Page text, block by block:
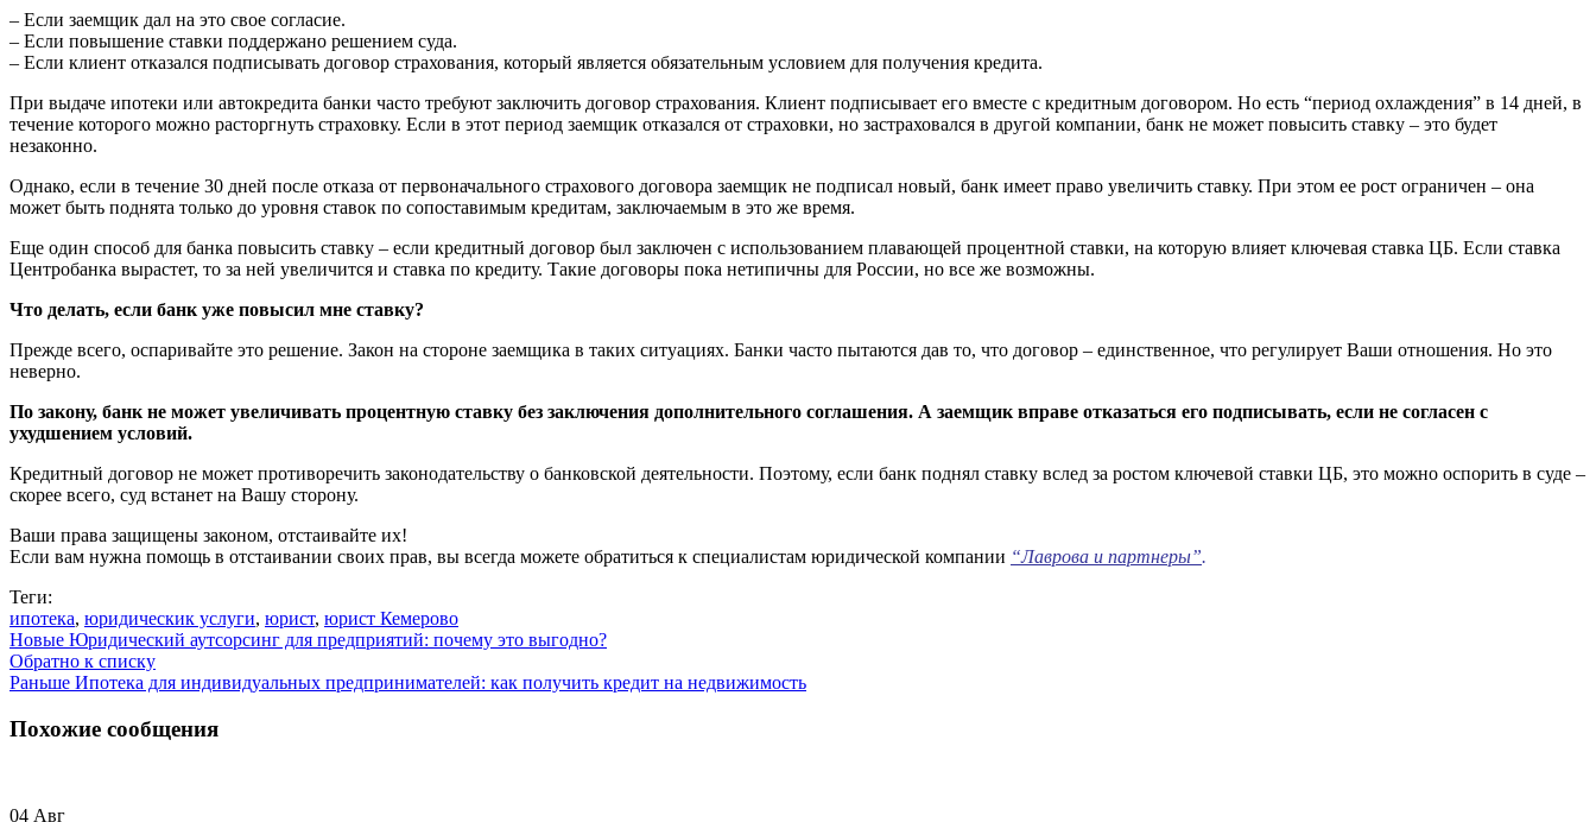
– Если заемщик дал на это свое согласие.
– Если повышение ставки поддержано решением суда.
– Если клиент отказался подписывать договор страхования, который является обязательным условием для получения кредита.
При выдаче ипотеки или автокредита банки часто требуют заключить договор страхования. Клиент подписывает его вместе с кредитным договором. Но есть “период охлаждения” в 14 дней, в
течение которого можно расторгнуть страховку. Если в этот период заемщик отказался от страховки, но застраховался в другой компании, банк не может повысить ставку – это будет
незаконно.
Однако, если в течение 30 дней после отказа от первоначального страхового договора заемщик не подписал новый, банк имеет право увеличить ставку. При этом ее рост ограничен – она
может быть поднята только до уровня ставок по сопоставимым кредитам, заключаемым в это же время.
Еще один способ для банка повысить ставку – если кредитный договор был заключен с использованием плавающей процентной ставки, на которую влияет ключевая ставка ЦБ. Если ставка
Центробанка вырастет, то за ней увеличится и ставка по кредиту. Такие договоры пока нетипичны для России, но все же возможны.
Что делать, если банк уже повысил мне ставку?
Прежде всего, оспаривайте это решение. Закон на стороне заемщика в таких ситуациях. Банки часто пытаются дав то, что договор – единственное, что регулирует Ваши отношения. Но это
неверно.
По закону, банк не может увеличивать процентную ставку без заключения дополнительного соглашения. А заемщик вправе отказаться его подписывать, если не согласен с
ухудшением условий.
Кредитный договор не может противоречить законодательству о банковской деятельности. Поэтому, если банк поднял ставку вслед за ростом ключевой ставки ЦБ, это можно оспорить в суде –
скорее всего, суд встанет на Вашу сторону.
Ваши права защищены законом, отстаивайте их!
Если вам нужна помощь в отстаивании своих прав, вы всегда можете обратиться к специалистам юридической компании “Лаврова и партнеры”.
Теги:
ипотека, юридическик услуги, юрист, юрист Кемерово
Новые Юридический аутсорсинг для предприятий: почему это выгодно?
Обратно к списку
Раньше Ипотека для индивидуальных предпринимателей: как получить кредит на недвижимость
Похожие сообщения
04 Авг